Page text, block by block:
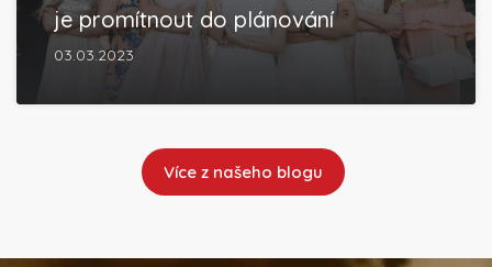
je promítnout do plánování
03.03.2023
Více z našeho blogu